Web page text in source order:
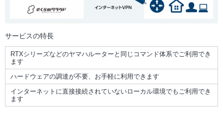
サービスの特長
RTXシリーズなどのヤマハルーターと同じコマンド体系でご利用でき
ます
ハードウェアの調達が不要、お手軽に利用できます
インターネットに直接接続されていないローカル環境でもご利用でき
ます